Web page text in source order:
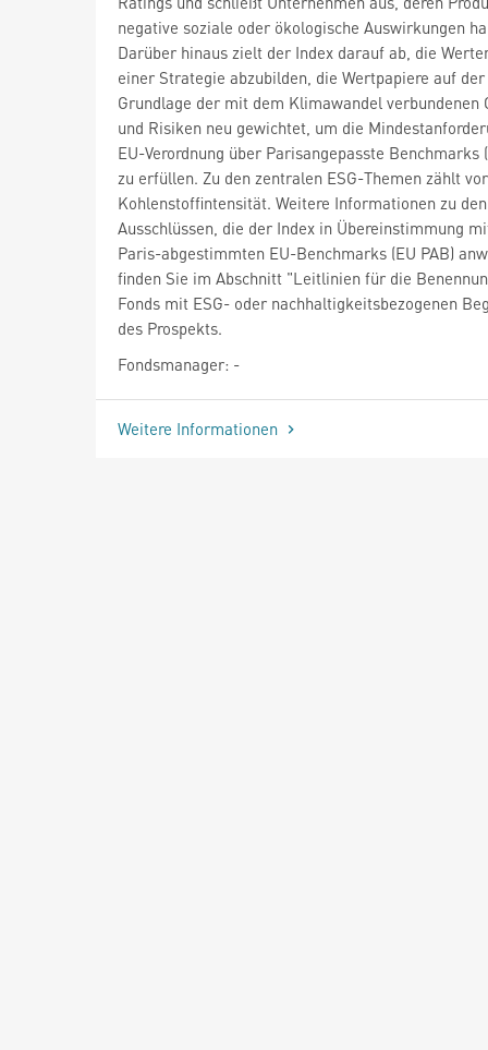
negative soziale oder ökologische Auswirkungen
Darüber hinaus zielt der Index darauf ab, die
einer Strategie abzubilden, die Wertpapiere auf der
Grundlage der mit dem Klimawandel verbundenen
und Risiken neu gewichtet, um die
EU-Verordnung über Parisangepasste Benchmarks
zu erfüllen. Zu den zentralen ESG-Themen zählt
Kohlenstoffintensität. Weitere Informationen zu den
Ausschlüssen, die der Index in Übereinstimmung
Paris-abgestimmten EU-Benchmarks (EU PAB)
finden Sie im Abschnitt "Leitlinien für die
Fonds mit ESG- oder nachhaltigkeitsbezogenen
des Prospekts.
Fondsmanager: -
Weitere Informationen